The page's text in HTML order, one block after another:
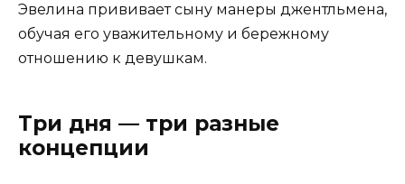
Эвелина прививает сыну манеры джентльмена,
обучая его уважительному и бережному
отношению к девушкам.
Три дня — три разные
концепции